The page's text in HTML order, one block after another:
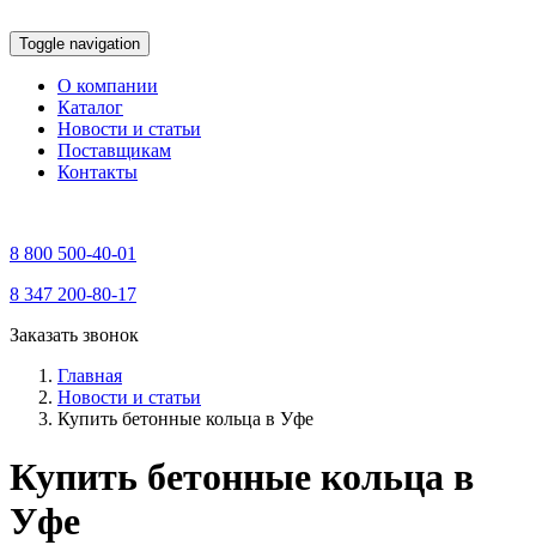
Toggle navigation
О компании
Каталог
Новости и статьи
Поставщикам
Контакты
8 800 500-40-01
8 347 200-80-17
Заказать звонок
Главная
Новости и статьи
Купить бетонные кольца в Уфе
Купить бетонные кольца в
Уфе